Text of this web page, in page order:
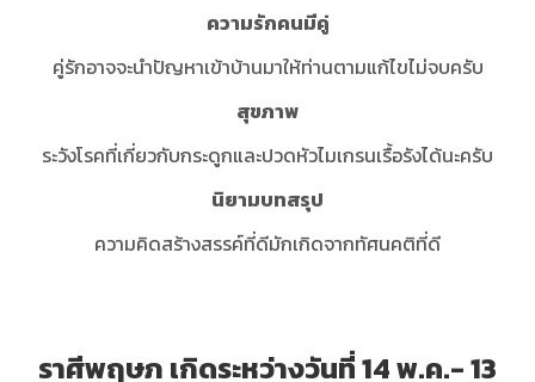
ความรักคนมีคู่
คู่รักอาจจะนำปัญหาเข้าบ้านมาให้ท่านตามแก้ไขไม่จบครับ
สุขภาพ
ระวังโรคที่เกี่ยวกับกระดูกและปวดหัวไมเกรนเรื้อรังได้นะครับ
นิยามบทสรุป
ความคิดสร้างสรรค์ที่ดีมักเกิดจากทัศนคติที่ดี
ราศีพฤษภ เกิดระหว่างวันที่ 14 พ.ค.- 13